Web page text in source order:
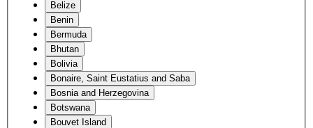
Belize
Benin
Bermuda
Bhutan
Bolivia
Bonaire, Saint Eustatius and Saba
Bosnia and Herzegovina
Botswana
Bouvet Island